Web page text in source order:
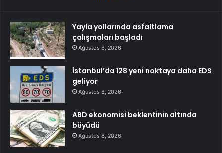
Yayla yollarında asfaltlama
çalışmaları başladı
Ağustos 8, 2026
İstanbul’da 128 yeni noktaya daha EDS
geliyor
Ağustos 8, 2026
ABD ekonomisi beklentinin altında
büyüdü
Ağustos 8, 2026